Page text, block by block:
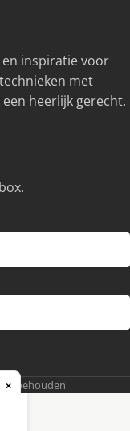
en inspiratie voor
met
heerlijk gerecht.
×